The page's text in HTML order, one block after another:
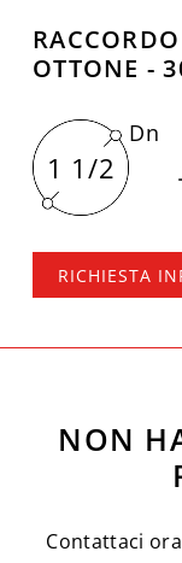
OTTONE -
1 1/2
Dn
RICHIESTA
NON
Contattaci